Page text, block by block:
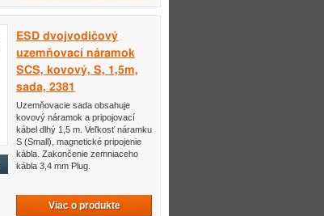
ESD dvojvodičový
uzemňovací náramok
SCS, kovový, S, 1,5m,
sada, 2381
Uzemňovacie sada obsahuje
kovový náramok a pripojovací
kábel dlhý 1,5 m. Veľkosť náramku
S (Small), magnetické pripojenie
kábla. Zakončenie zemniaceho
kábla 3,4 mm Plug.
Viac o produkte